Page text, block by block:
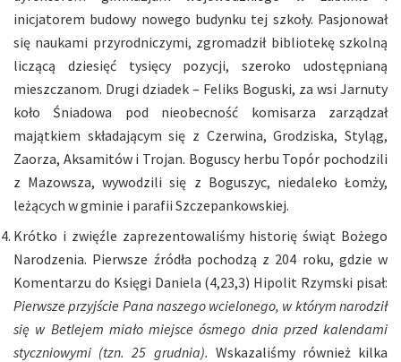
inicjatorem budowy nowego budynku tej szkoły. Pasjonował
się naukami przyrodniczymi, zgromadził bibliotekę szkolną
liczącą dziesięć tysięcy pozycji, szeroko udostępnianą
mieszczanom. Drugi dziadek – Feliks Boguski, za wsi Jarnuty
koło Śniadowa pod nieobecność komisarza zarządzał
majątkiem składającym się z Czerwina, Grodziska, Styląg,
Zaorza, Aksamitów i Trojan. Boguscy herbu Topór pochodzili
z Mazowsza, wywodzili się z Boguszyc, niedaleko Łomży,
leżących w gminie i parafii Szczepankowskiej.
Krótko i zwięźle zaprezentowaliśmy historię świąt Bożego
Narodzenia. Pierwsze źródła pochodzą z 204 roku, gdzie w
Komentarzu do Księgi Daniela (4,23,3) Hipolit Rzymski pisał:
Pierwsze przyjście Pana naszego wcielonego, w którym narodził
się w Betlejem miało miejsce ósmego dnia przed kalendami
styczniowymi (tzn. 25 grudnia). Wskazaliśmy również kilka